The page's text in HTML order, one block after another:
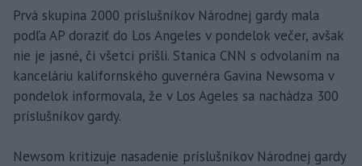
Prvá skupina 2000 príslušníkov Národnej gardy mala
podľa AP doraziť do Los Angeles v pondelok večer, avšak
nie je jasné, či všetci prišli. Stanica CNN s odvolaním na
kanceláriu kalifornského guvernéra Gavina Newsoma v
pondelok informovala, že v Los Ageles sa nachádza 300
príslušníkov gardy.
Newsom kritizuje nasadenie príslušníkov Národnej gardy